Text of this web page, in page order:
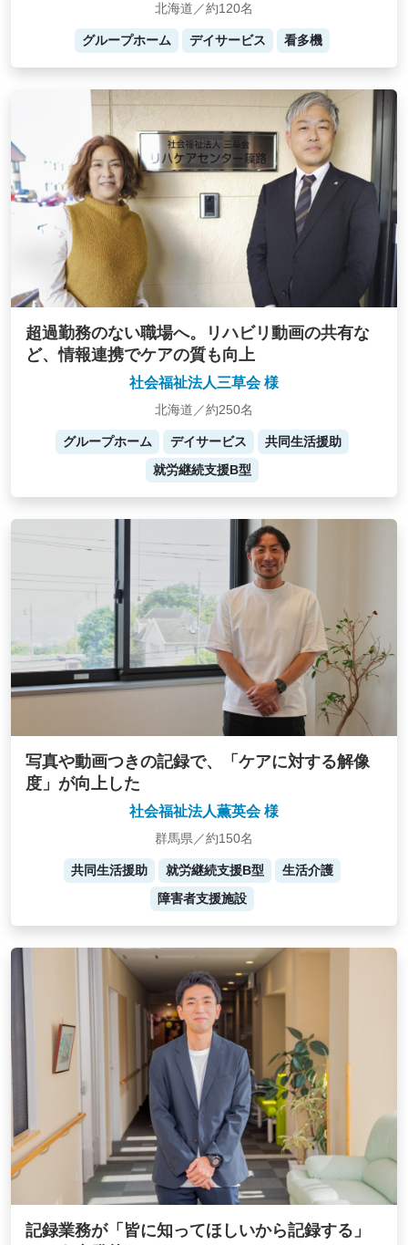
北海道／約120名
グループホーム デイサービス 看多機
超過勤務のない職場へ。リハビリ動画の共有な
ど、情報連携でケアの質も向上
社会福祉法人三草会 様
北海道／約250名
グループホーム デイサービス
共同生活援助
就労継続支援B型
写真や動画つきの記録で、「ケアに対する解像
度」が向上した
社会福祉法人薫英会 様
群馬県／約150名
共同生活援助 就労継続支援B型
生活介護
障害者支援施設
記録業務が「皆に知ってほしいから記録する」